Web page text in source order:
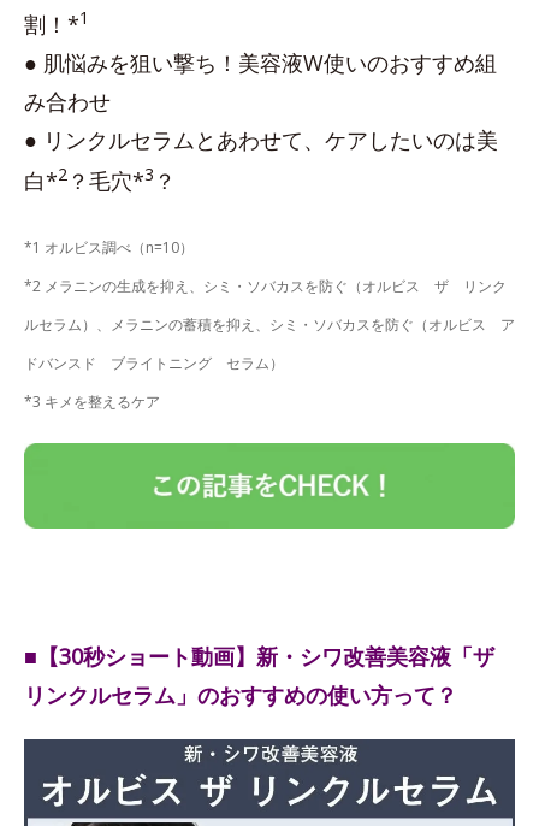
割！*1
● 肌悩みを狙い撃ち！美容液W使いのおすすめ組
み合わせ
● リンクルセラムとあわせて、ケアしたいのは美
白*2 ？毛穴*3 ？
*1 オルビス調べ（n=10）
*2 メラニンの生成を抑え、シミ・ソバカスを防ぐ（オルビス ザ リンク
ルセラム）、メラニンの蓄積を抑え、シミ・ソバカスを防ぐ（オルビス ア
ドバンスド ブライトニング セラム）
*3 キメを整えるケア
■【30秒ショート動画】新・シワ改善美容液「ザ
リンクルセラム」のおすすめの使い方って？